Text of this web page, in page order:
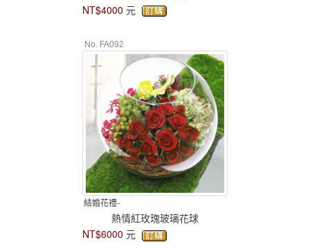
NT$4000 元
No. FA092
結婚花禮-
熱情紅玫瑰玻璃花球
NT$6000 元